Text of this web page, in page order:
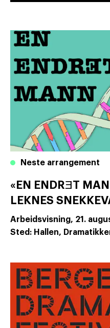
Neste arrangement
«EN ENDRƎT
LEKNES
Arbeidsvisning, 21.
Sted: Hallen,